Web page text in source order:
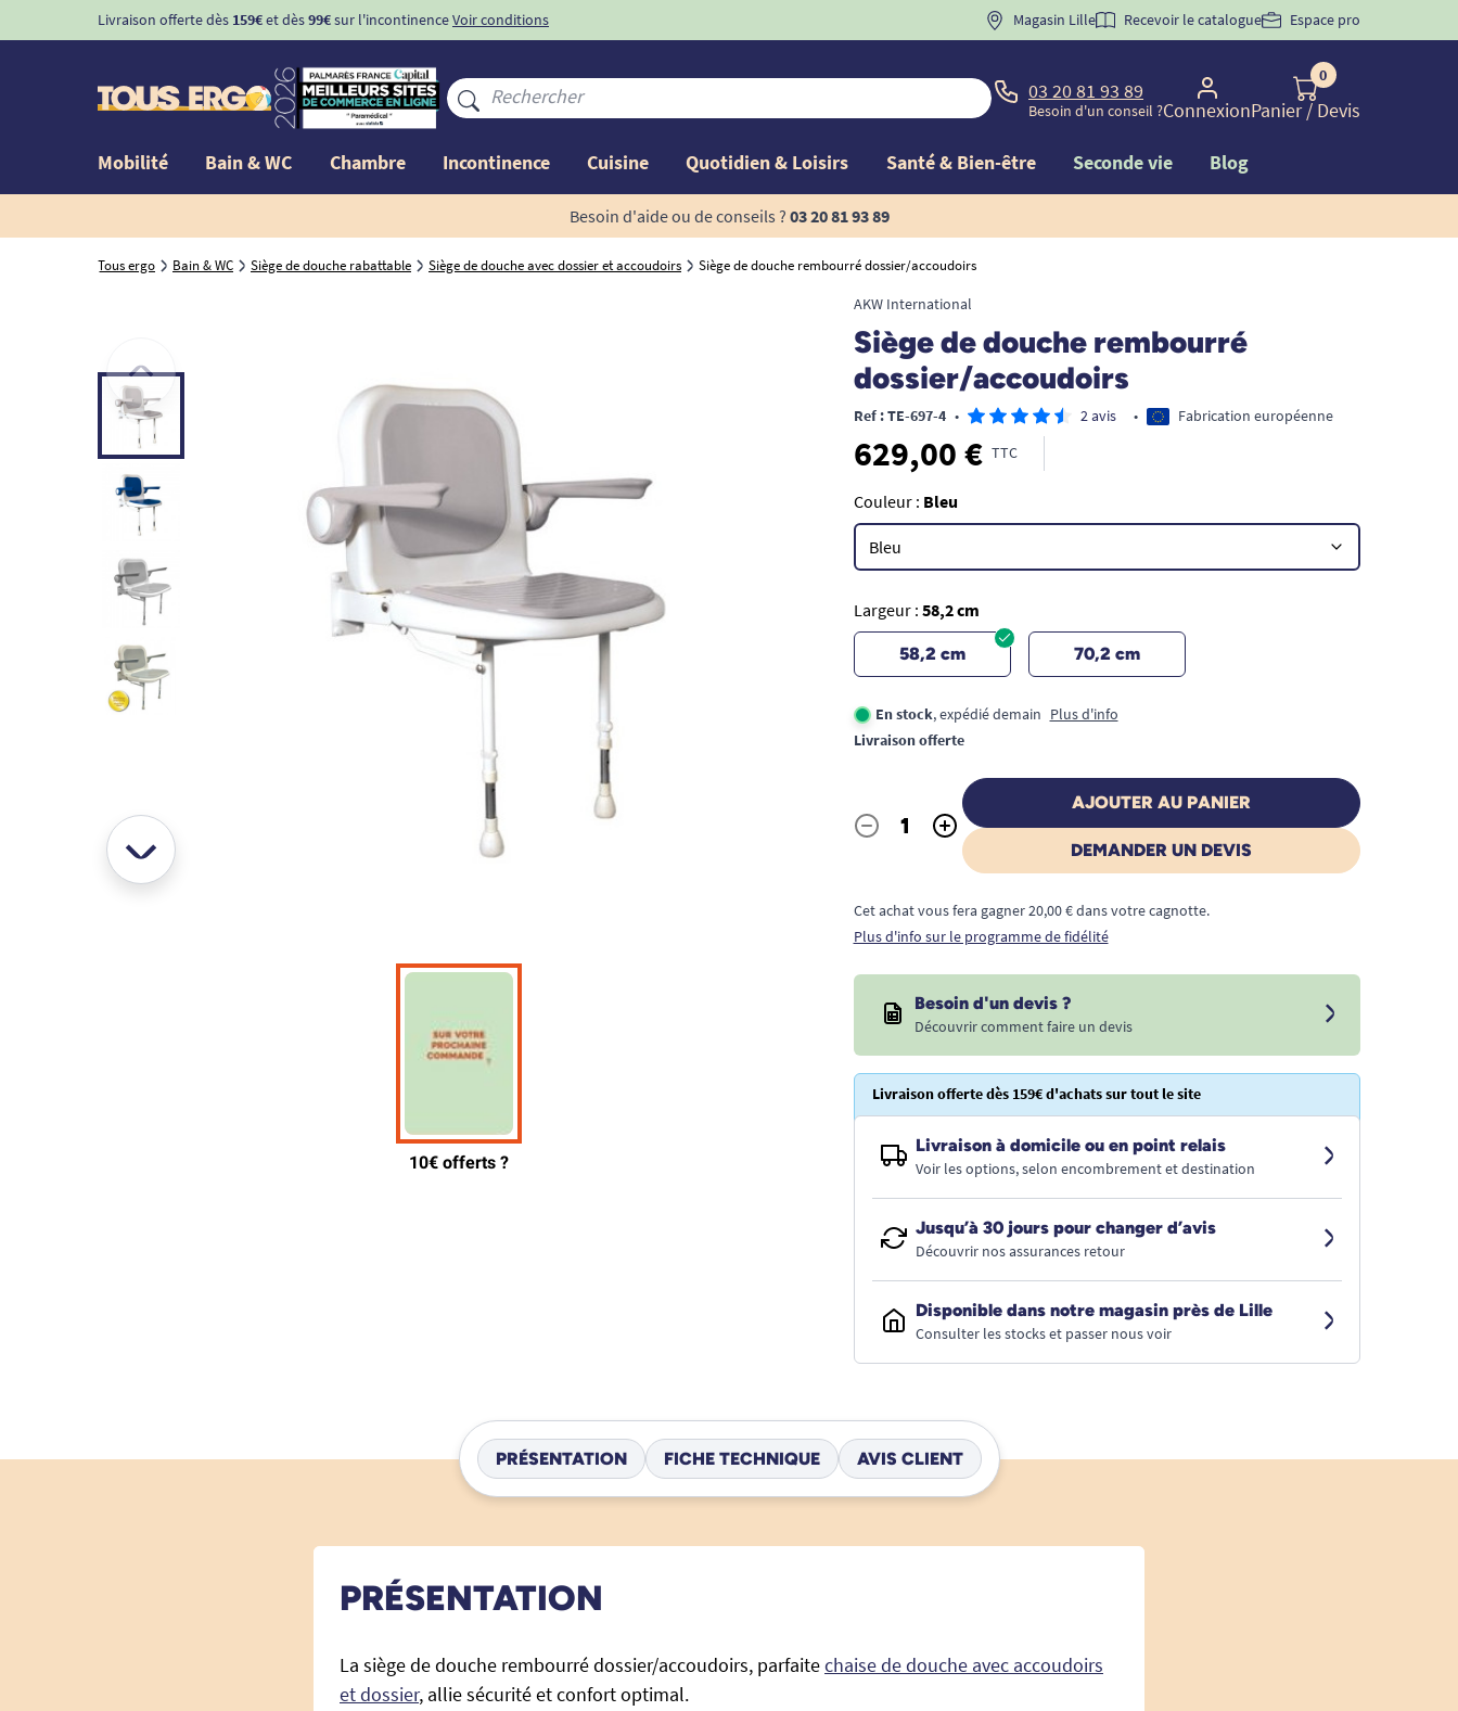
Livraison offerte dès 159€et dès99€sur l'incontinenceVoir conditions BIENVENUE" pourla 1ère commande d'incontinence
Magasin Lille Recevoir le catalogue Espace pro
03 20 81 93 89
Besoin d'un conseil ?Connexion
0
Panier/ Devis
Mobilité Bain & WC Chambre Incontinence Cuisine Quotidien & Loisirs Santé & Bien-être Seconde vie Blog
Besoin d'aide ou de conseils ? 03 20 81 93 89
Tous ergo Bain & WC Siège de douche rabattable Siège de douche avec dossier et accoudoirs Siège de douche rembourré dossier/accoudoirs
AKW International
Siège de douche rembourré
dossier/accoudoirs
Ref : TE-697-4 • 2 avis • Fabrication européenne
629,00 € TTC
Couleur : Bleu
Largeur : 58,2 cm
58,2 cm 70,2 cm
En stock, expédié demain Plus d'info
Livraison offerte
Quantité
- +
AJOUTER AU PANIER
DEMANDER UN DEVIS
Cet achat vous fera gagner 20,00 € dans votre cagnotte.
Plus d'info sur le programme de fidélité
Besoin d'un devis ?
Découvrir comment faire un devis
Livraison offerte dès 159€ d'achats sur tout le site
Livraison à domicile ou en point relais
Voir les options, selon encombrement et destination
Jusqu’à 30 jours pour changer d’avis
Découvrir nos assurances retour
Disponible dans notre magasin près de Lille
Consulter les stocks et passer nous voir
PRÉSENTATION FICHE TECHNIQUE AVIS CLIENT
PRÉSENTATION
La siège de douche rembourré dossier/accoudoirs, parfaitechaise de douche avec accoudoirs
et dossier, allie sécurité et confort optimal.